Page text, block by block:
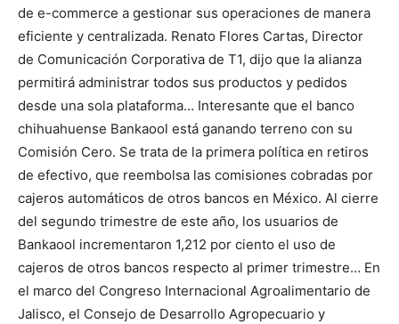
de e-commerce a gestionar sus operaciones de manera
eficiente y centralizada. Renato Flores Cartas, Director
de Comunicación Corporativa de T1, dijo que la alianza
permitirá administrar todos sus productos y pedidos
desde una sola plataforma… Interesante que el banco
chihuahuense Bankaool está ganando terreno con su
Comisión Cero. Se trata de la primera política en retiros
de efectivo, que reembolsa las comisiones cobradas por
cajeros automáticos de otros bancos en México. Al cierre
del segundo trimestre de este año, los usuarios de
Bankaool incrementaron 1,212 por ciento el uso de
cajeros de otros bancos respecto al primer trimestre… En
el marco del Congreso Internacional Agroalimentario de
Jalisco, el Consejo de Desarrollo Agropecuario y